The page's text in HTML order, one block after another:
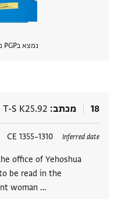
נמצא בPGP מאז
18 מכתב T-S K25.92
Inferred date
1310–1355 CE
office of Yehoshua
to be read in the
woman …
תגים